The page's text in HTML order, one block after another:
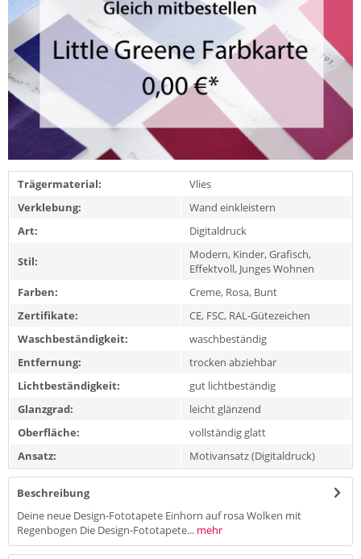
Trägermaterial:
Vlies
Verklebung:
Wand einkleistern
Art:
Digitaldruck
Stil:
Modern, Kinder, Grafisch,
Effektvoll, Junges Wohnen
Farben:
Creme, Rosa, Bunt
Zertifikate:
CE, FSC, RAL-Gütezeichen
Waschbeständigkeit:
waschbeständig
Entfernung:
trocken abziehbar
Lichtbeständigkeit:
gut lichtbeständig
Glanzgrad:
leicht glänzend
Oberfläche:
vollständig glatt
Ansatz:
Motivansatz (Digitaldruck)
Beschreibung
Deine neue Design-Fototapete Einhorn auf rosa Wolken mit
Regenbogen Die Design-Fototapete... mehr